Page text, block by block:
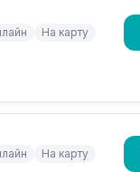
На карту
На карту